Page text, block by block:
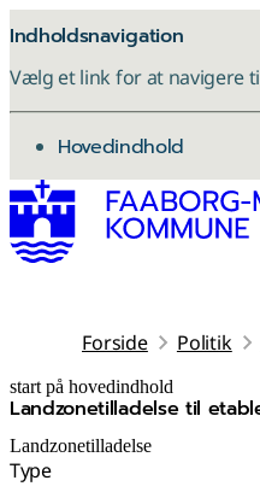
Indholdsnavigation
Vælg et link for at navigere
gå til
Hovedindhold
Forside Politik
start på hovedindhold
Landzonetilladelse til
senest opdateret 11. december
Landzonetilladelse
Type